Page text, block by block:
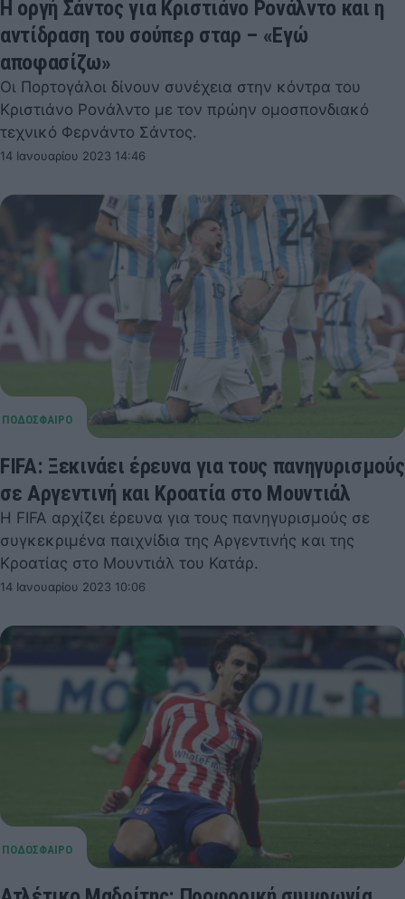
Η οργή Σάντος για Κριστιάνο Ρονάλντο και η
αντίδραση του σούπερ σταρ – «Εγώ
αποφασίζω»
Οι Πορτογάλοι δίνουν συνέχεια στην κόντρα του
Κριστιάνο Ρονάλντο με τον πρώην ομοσπονδιακό
τεχνικό Φερνάντο Σάντος.
14 Ιανουαρίου 2023 14:46
FIFA: Ξεκινάει έρευνα για τους πανηγυρισμούς
σε Αργεντινή και Κροατία στο Μουντιάλ
Η FIFA αρχίζει έρευνα για τους πανηγυρισμούς σε
συγκεκριμένα παιχνίδια της Αργεντινής και της
Κροατίας στο Μουντιάλ του Κατάρ.
14 Ιανουαρίου 2023 10:06